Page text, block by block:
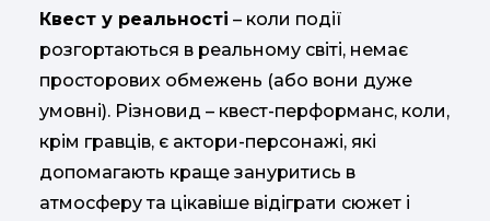
Квест у реальності – коли події
розгортаються в реальному світі, немає
просторових обмежень (або вони дуже
умовні). Різновид – квест-перформанс, коли,
крім гравців, є актори-персонажі, які
допомагають краще зануритись в
атмосферу та цікавіше відіграти сюжет і